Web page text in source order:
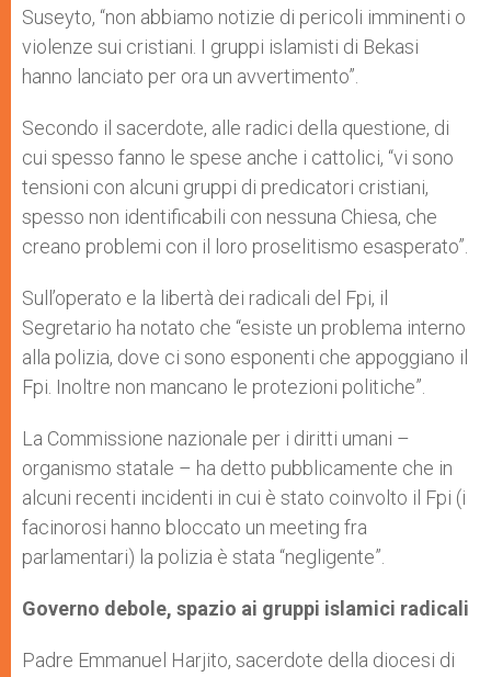
Suseyto, “non abbiamo notizie di pericoli imminenti o
violenze sui cristiani. I gruppi islamisti di Bekasi
hanno lanciato per ora un avvertimento”.
Secondo il sacerdote, alle radici della questione, di
cui spesso fanno le spese anche i cattolici, “vi sono
tensioni con alcuni gruppi di predicatori cristiani,
spesso non identificabili con nessuna Chiesa, che
creano problemi con il loro proselitismo esasperato”.
Sull’operato e la libertà dei radicali del Fpi, il
Segretario ha notato che “esiste un problema interno
alla polizia, dove ci sono esponenti che appoggiano il
Fpi. Inoltre non mancano le protezioni politiche”.
La Commissione nazionale per i diritti umani –
organismo statale – ha detto pubblicamente che in
alcuni recenti incidenti in cui è stato coinvolto il Fpi (i
facinorosi hanno bloccato un meeting fra
parlamentari) la polizia è stata “negligente”.
Governo debole, spazio ai gruppi islamici radicali
Padre Emmanuel Harjito, sacerdote della diocesi di